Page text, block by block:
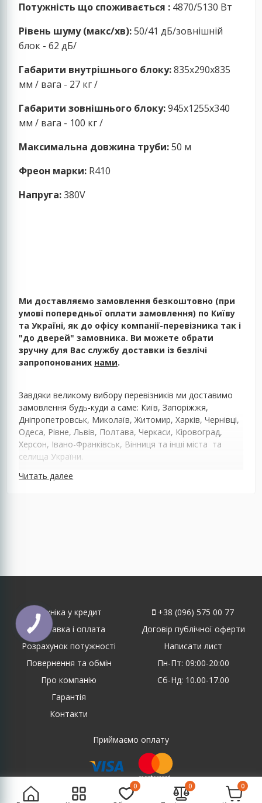
0 0 0
Потужність що споживається : 4870/5130 Вт
Рівень шуму (макс/хв):50/41 дБ/зовнішній
блок - 62 дБ/
Габарити внутрішнього блоку:835x290x835
мм / вага - 27 кг /
Габарити зовнішнього блоку:945x1255x340
мм / вага - 100 кг /
Максимальна довжина труби:50 м
Фреон марки: R410
Напруга:380V
Ми доставляємо замовлення безкоштовно (при
умові попередньої оплати замовлення) по Київу
та Україні, як до офісу компанії-перевізника так і
"до дверей" замовника. Ви можете обрати
зручну для Вас службу доставки із безлічі
запропонованих нами.
Завдяки великому вибору перевізників ми доставимо
замовлення будь-куди а саме: Київ, Запоріжжя,
Дніпропетровськ, Миколаїв, Житомир, Харків, Чернівці,
Одеса, Рівне, Львів, Полтава, Черкаси, Кіровоград,
Херсон, Івано-Франківськ, Вінниця та інші міста та
селища України.
Читать далее
Техніка у кредит
Доставка і оплата
Розрахунок потужності
Повернення та обмін
Про компанію
Гарантія
Контакти
+38 (096) 575 00 77
Договір публічної оферти
Написати лист
Пн-Пт: 09:00-20:00
Сб-Нд: 10.00-17.00
Приймаємо оплату